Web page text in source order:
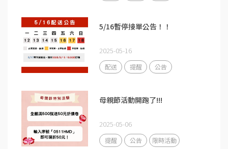
5/16暫停接單公告！！
2025-05-16
配送 提醒 公告
母親節活動開跑了!!!
2025-05-06
提醒 公告 限時活動